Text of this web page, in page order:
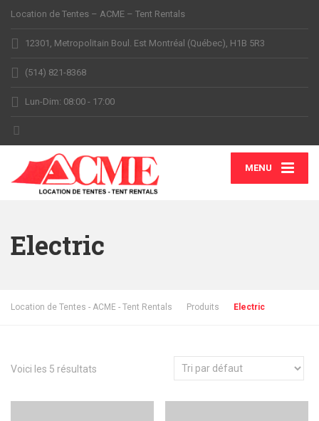
Location de Tentes – ACME – Tent Rentals
12301, Metropolitain Boul. Est Montréal (Québec), H1B 5R3
(514) 821-8368
Lun-Dim: 08:00 - 17:00
MENU
Electric
Location de Tentes - ACME - Tent Rentals Produits Electric
Voici les 5 résultats